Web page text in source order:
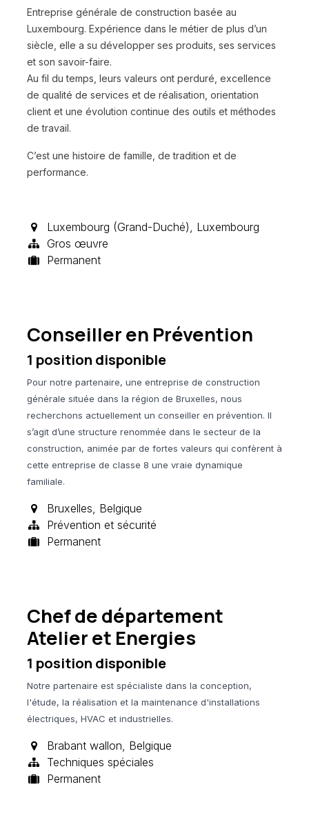
Entreprise générale de construction basée au
Luxembourg. Expérience dans le métier de plus d’un
siècle, elle a su développer ses produits, ses services
et son savoir-faire.
Au fil du temps, leurs valeurs ont perduré, excellence
de qualité de services et de réalisation, orientation
client et une évolution continue des outils et méthodes
de travail.
C’est une histoire de famille, de tradition et de
performance.
Luxembourg (Grand-Duché), Luxembourg
Gros œuvre
Permanent
Conseiller en Prévention
1 position disponible
Pour notre partenaire, une entreprise de construction
générale située dans la région de Bruxelles, nous
recherchons actuellement un conseiller en prévention. Il
s’agit d’une structure renommée dans le secteur de la
construction, animée par de fortes valeurs qui confèrent à
cette entreprise de classe 8 une vraie dynamique
familiale.
Bruxelles, Belgique
Prévention et sécurité
Permanent
Chef de département
Atelier et Energies
1 position disponible
Notre partenaire est spécialiste dans la conception,
l'étude, la réalisation et la maintenance d'installations
électriques, HVAC et industrielles.
Brabant wallon, Belgique
Techniques spéciales
Permanent